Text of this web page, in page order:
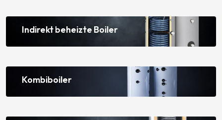
Indirekt beheizte Boiler
Kombiboiler